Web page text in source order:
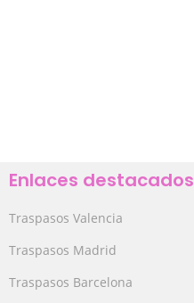
Enlaces destacados
Traspasos Valencia
Traspasos Madrid
Traspasos Barcelona